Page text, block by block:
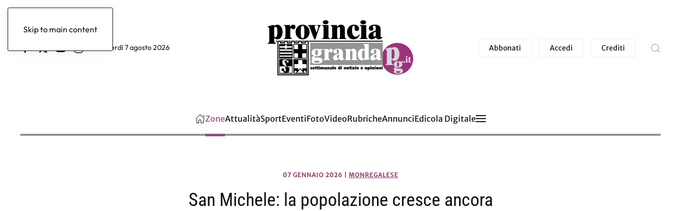
Skip to main content
venerdì 7 agosto 2026 Abbonati Accedi Crediti
ZoneAttualitàSportEventiFotoVideoRubricheAnnunciEdicola Digitale
07 GENNAIO 2026 MONREGALESE
San Michele: la popolazione cresce ancora